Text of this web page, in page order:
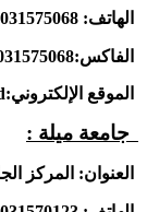
الهاتف: 031575068
الفاكس:031575068
الموقع الإلكتروني:
جامعة ميلة :
العنوان: المركز